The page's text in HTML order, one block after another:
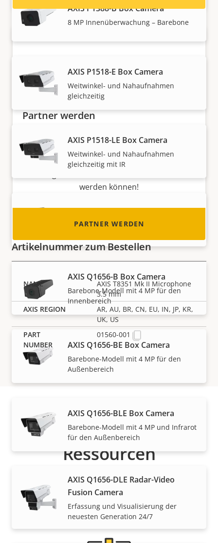
AXIS P1388-B Box Camera
8 MP Innenüberwachung – Barebone
AXIS P1518-E Box Camera
Weitwinkel- und Nahaufnahmen
gleichzeitig
AXIS P1518-LE Box Camera
Weitwinkel- und Nahaufnahmen
gleichzeitig mit IR
Außergewöhnliche Leistung mit 4 MP
AXIS Q1656-B Box Camera
Barebone-Modell mit 4 MP für den
Innenbereich
AXIS Q1656-BE Box Camera
Barebone-Modell mit 4 MP für den
Außenbereich
AXIS Q1656-BLE Box Camera
Barebone-Modell mit 4 MP und Infrarot
für den Außenbereich
AXIS Q1656-DLE Radar-Video
Fusion Camera
Erfassung und Visualisierung der
neuesten Generation 24/7
Partner werden
Sind Sie Wiederverkäufer, Distributor,
Systemintegrator oder Installateur? Unsere
Partner sind in fast allen Ländern der Welt
werden können!
PARTNER WERDEN
Artikelnummer zum Bestellen
AXIS T8351 Mk II Microphone
3.5 mm
AR, AU, BR, CN, EU, IN, JP, KR,
UK, US
01560-001
Support und
Ressourcen
Benötigen Sie Informationen zu Produkten von Axis,
Software oder Hilfe von einem unserer Experten?